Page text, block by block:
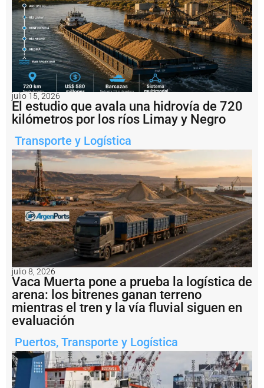
Notas
relacionadas
E
l
A
t
u
ri
a
n
o
II
I
r
e
t
o
m
ó
s
u
s
o
p
e
r
a
c
i
o
n
e
s
julio 15, 2026
El estudio que avala una hidrovía de 720
kilómetros por los ríos Limay y Negro
Transporte y Logística
julio 8, 2026
Vaca Muerta pone a prueba la logística de
arena: los bitrenes ganan terreno
mientras el tren y la vía fluvial siguen en
evaluación
Puertos, Transporte y Logística